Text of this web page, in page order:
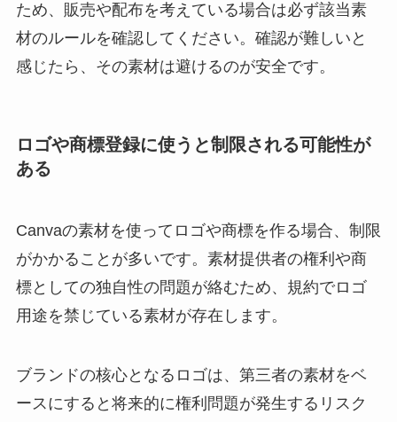
ため、販売や配布を考えている場合は必ず該当素
材のルールを確認してください。確認が難しいと
感じたら、その素材は避けるのが安全です。
ロゴや商標登録に使うと制限される可能性が
ある
Canvaの素材を使ってロゴや商標を作る場合、制限
がかかることが多いです。素材提供者の権利や商
標としての独自性の問題が絡むため、規約でロゴ
用途を禁じている素材が存在します。
ブランドの核心となるロゴは、第三者の素材をベ
ースにすると将来的に権利問題が発生するリスク